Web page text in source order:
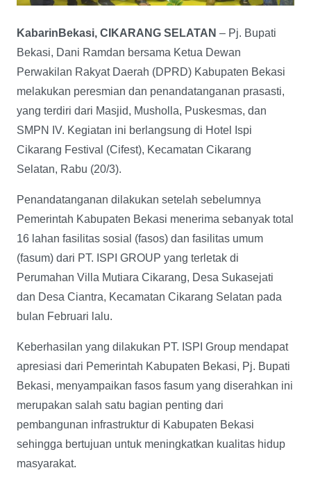
KabarinBekasi, CIKARANG SELATAN – Pj. Bupati
Bekasi, Dani Ramdan bersama Ketua Dewan
Perwakilan Rakyat Daerah (DPRD) Kabupaten Bekasi
melakukan peresmian dan penandatanganan prasasti,
yang terdiri dari Masjid, Musholla, Puskesmas, dan
SMPN IV. Kegiatan ini berlangsung di Hotel Ispi
Cikarang Festival (Cifest), Kecamatan Cikarang
Selatan, Rabu (20/3).
Penandatanganan dilakukan setelah sebelumnya
Pemerintah Kabupaten Bekasi menerima sebanyak total
16 lahan fasilitas sosial (fasos) dan fasilitas umum
(fasum) dari PT. ISPI GROUP yang terletak di
Perumahan Villa Mutiara Cikarang, Desa Sukasejati
dan Desa Ciantra, Kecamatan Cikarang Selatan pada
bulan Februari lalu.
Keberhasilan yang dilakukan PT. ISPI Group mendapat
apresiasi dari Pemerintah Kabupaten Bekasi, Pj. Bupati
Bekasi, menyampaikan fasos fasum yang diserahkan ini
merupakan salah satu bagian penting dari
pembangunan infrastruktur di Kabupaten Bekasi
sehingga bertujuan untuk meningkatkan kualitas hidup
masyarakat.